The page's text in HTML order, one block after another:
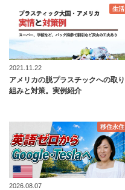
生活
2021.11.22
アメリカの脱プラスチックへの取り
組みと対策。実例紹介
移住永住
2026.08.07